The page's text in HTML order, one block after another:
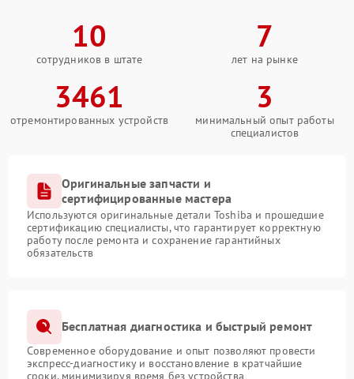
10
сотрудников в штате
7
лет на рынке
3461
отремонтированных устройств
3
минимальный опыт работы
специалистов
Оригинальные запчасти и
сертифицированные мастера
Используются оригинальные детали Toshiba и прошедшие
сертификацию специалисты, что гарантирует корректную
работу после ремонта и сохранение гарантийных
обязательств
Бесплатная диагностика и быстрый ремонт
Современное оборудование и опыт позволяют провести
экспресс-диагностику и восстановление в кратчайшие
сроки, минимизируя время без устройства